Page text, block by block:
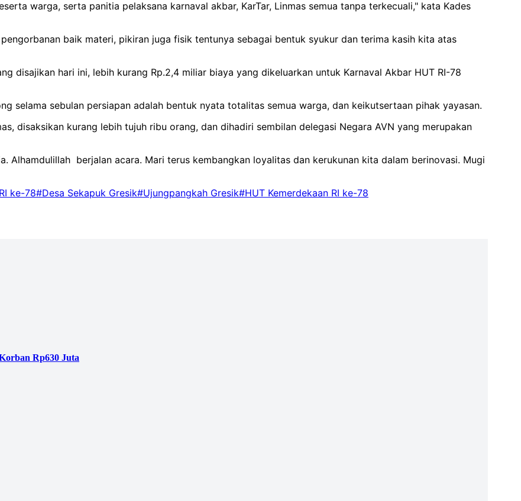
warga, serta panitia pelaksana karnaval akbar, KarTar, Linmas semua tanpa terkecuali," kata Kades
baik materi, pikiran juga fisik tentunya sebagai bentuk syukur dan terima kasih kita atas
disajikan hari ini, lebih kurang Rp.2,4 miliar biaya yang dikeluarkan untuk Karnaval Akbar HUT RI-78
selama sebulan persiapan adalah bentuk nyata totalitas semua warga, dan keikutsertaan pihak yayasan.
disaksikan kurang lebih tujuh ribu orang, dan dihadiri sembilan delegasi Negara AVN yang merupakan
Alhamdulillah berjalan acara. Mari terus kembangkan loyalitas dan kerukunan kita dalam berinovasi. Mugi
ke-78#Desa Sekapuk Gresik#Ujungpangkah Gresik#HUT Kemerdekaan RI ke-78
Rp630 Juta